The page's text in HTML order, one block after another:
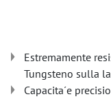
Estremamente
Tungsteno sulla
Capacita´e